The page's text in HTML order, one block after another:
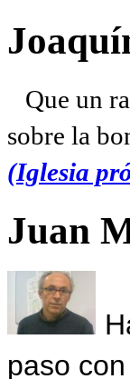
Que un
sobre la
(Iglesia
Juan
paso